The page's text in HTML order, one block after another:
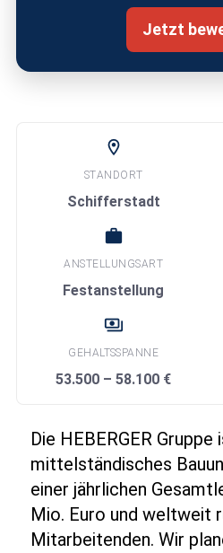
Jetzt
location_on
STANDORT
Schifferstadt
work
ANSTELLUNGSART
Festanstellung
payments
GEHALTSSPANNE
53.500 – 58.100 €
Die HEBERGER Gruppe
mittelständisches
einer jährlichen
Mio. Euro und weltweit
Mitarbeitenden. Wir